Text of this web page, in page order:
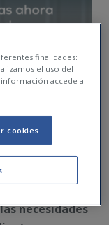
necesidades
finalidades:
el uso del
accede a
cookies